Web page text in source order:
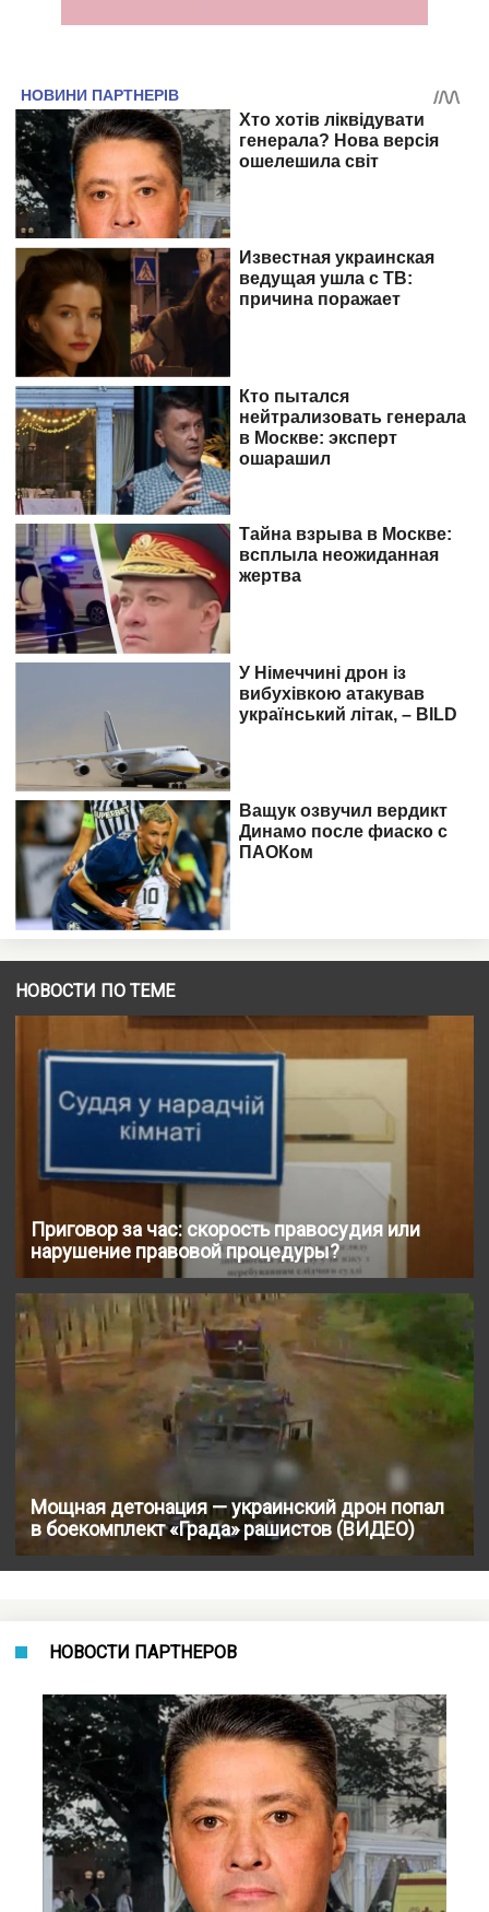
НОВОСТИ ПО ТЕМЕ
Приговор за час: скорость правосудия или
нарушение правовой процедуры?
Мощная детонация — украинский дрон попал
в боекомплект «Града» рашистов (ВИДЕО)
НОВОСТИ ПАРТНЕРОВ